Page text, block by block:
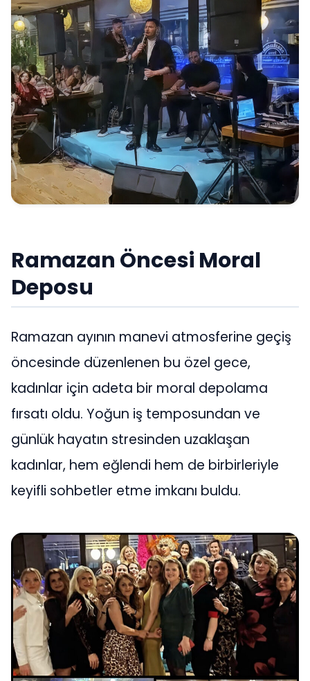
Ramazan Öncesi Moral
Deposu
Ramazan ayının manevi atmosferine geçiş
öncesinde düzenlenen bu özel gece,
kadınlar için adeta bir moral depolama
fırsatı oldu. Yoğun iş temposundan ve
günlük hayatın stresinden uzaklaşan
kadınlar, hem eğlendi hem de birbirleriyle
keyifli sohbetler etme imkanı buldu.